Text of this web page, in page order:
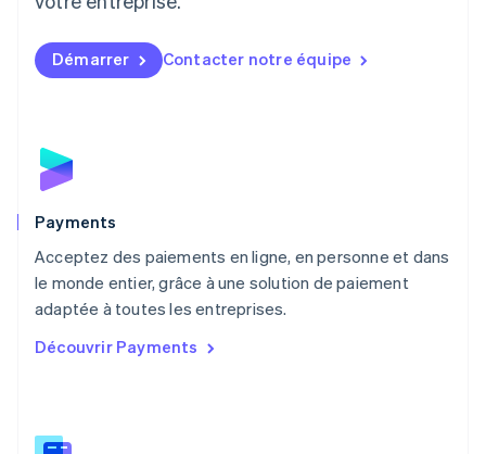
Démarrer Contacter notre équipe
Payments
Acceptez des paiements en ligne, en personne et dans
le monde entier, grâce à une solution de paiement
adaptée à toutes les entreprises.
Découvrir Payments
English简体中文
Malte
Norvège
English
English
NederlandsEnglish
Pologne
English
PortuguêsEnglish
English